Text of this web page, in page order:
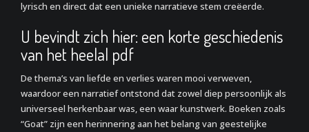
lyrisch en direct dat een unieke narratieve stem creëerde.
U bevindt zich hier: een korte geschiedenis
van het heelal pdf
De thema’s van liefde en verlies waren mooi verweven,
waardoor een narratief ontstond dat zowel diep persoonlijk als
universeel herkenbaar was, een waar kunstwerk. Boeken zoals
“Goat” zijn een herinnering aan het belang van geestelijke